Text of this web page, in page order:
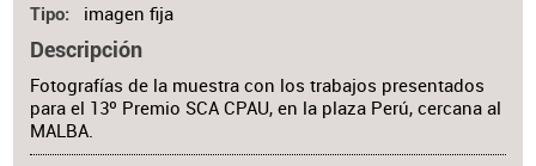
Tipo imagen fija
Descripción
Fotografías de la muestra con los trabajos presentados
para el 13º Premio SCA CPAU, en la plaza Perú, cercana al
MALBA.